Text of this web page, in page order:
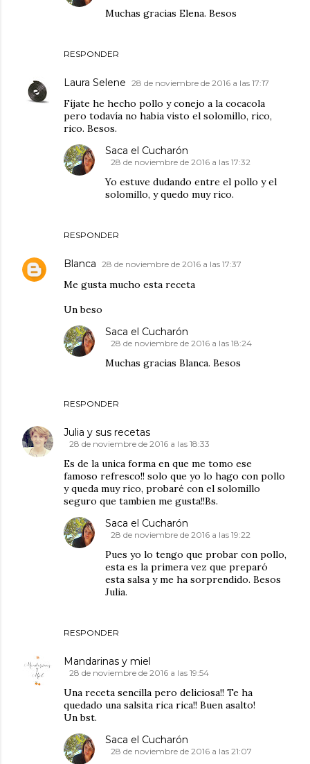
RESPONDER
Muchas gracias Elena. Besos
Laura Selene 28 de noviembre de 2016 a las 17:17
Fíjate he hecho pollo y conejo a la cocacola
pero todavía no habia visto el solomillo, rico,
rico. Besos.
RESPONDER
Saca el Cucharón
28 de noviembre de 2016 a las 17:32
Yo estuve dudando entre el pollo y el
solomillo, y quedo muy rico.
Blanca 28 de noviembre de 2016 a las 17:37
Me gusta mucho esta receta
Un beso
RESPONDER
Saca el Cucharón
28 de noviembre de 2016 a las 18:24
Muchas gracias Blanca. Besos
Julia y sus recetas
28 de noviembre de 2016 a las 18:33
Es de la unica forma en que me tomo ese
famoso refresco!! solo que yo lo hago con pollo
y queda muy rico, probaré con el solomillo
seguro que tambien me gusta!!Bs.
RESPONDER
Saca el Cucharón
28 de noviembre de 2016 a las 19:22
Pues yo lo tengo que probar con pollo,
esta es la primera vez que preparó
esta salsa y me ha sorprendido. Besos
Julia.
Mandarinas y miel
28 de noviembre de 2016 a las 19:54
Una receta sencilla pero deliciosa!! Te ha
quedado una salsita rica rica!! Buen asalto!
Un bst.
Saca el Cucharón
28 de noviembre de 2016 a las 21:07